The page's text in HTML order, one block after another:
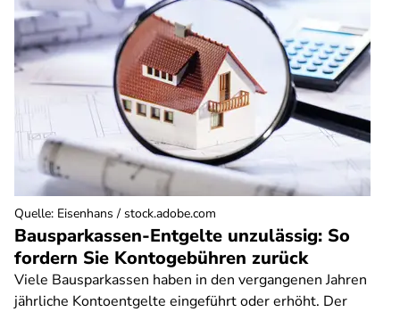
Bausparkassen-Entgelte unzulässig: So
fordern Sie Kontogebühren zurück
Viele Bausparkassen haben in den vergangenen Jahren
jährliche Kontoentgelte eingeführt oder erhöht. Der
Quelle: Eisenhans / stock.adobe.com